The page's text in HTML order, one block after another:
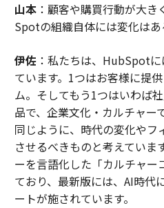
山本：顧客や購買行動が大
Spotの組織自体には変化はあ
伊佐：私たちは、HubSpot
ています。1つはお客様に提
ム。そしてもう1つはいわば
品で、企業文化・カルチャー
同じように、時代の変化やフ
させるべきものと考えていま
ーを言語化した「カルチャ
ており、最新版には、AI時代
ートが施されています。